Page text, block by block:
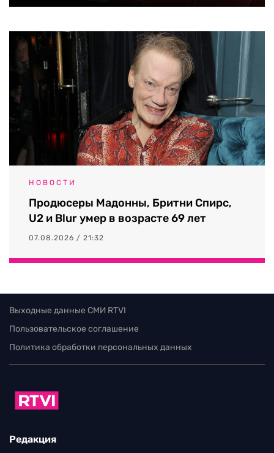
НОВОСТИ
Продюсеры Мадонны, Бритни Спирс,
U2 и Blur умер в возрасте 69 лет
07.08.2026 / 21:32
Выходные данные СМИ RTVI
Пользовательское соглашение
Политика обработки персональных данных
Редакция